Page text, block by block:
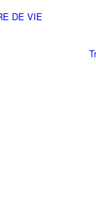
DE VIE